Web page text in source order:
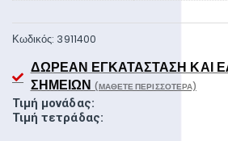
Κωδικός: 3911400
ΔΩΡΕΆΝ ΕΓΚΑΤΆΣΤΑΣΗ ΚΑΙ
ΣΗΜΕΊΩΝ (ΜΆΘΕΤΕ ΠΕΡΙΣΣΌΤΕΡΑ)
Τιμή μονάδας:
Τιμή τετράδας: